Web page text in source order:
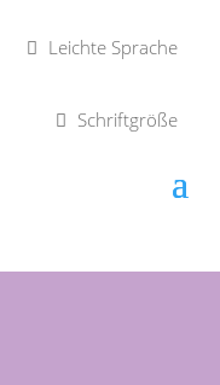
Leichte Sprache
Schriftgröße